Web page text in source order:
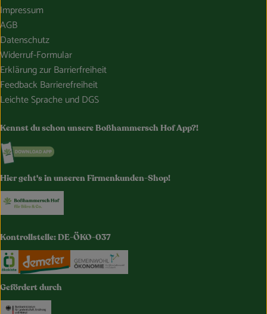
Impressum
AGB
Datenschutz
Widerruf-Formular
Erklärung zur Barrierfreiheit
Feedback Barrierefreiheit
Leichte Sprache und DGS
Kennst du schon unsere Boßhammersch Hof App?!
Externer Link zu https://www.bosshammersch-
Hier geht's in unseren Firmenkunden-Shop!
Kontrollstelle: DE-ÖKO-037
Externer Link zu https://www.oekokiste.de/
Externer Link zu https://www.demeter.de/
Gefördert durch